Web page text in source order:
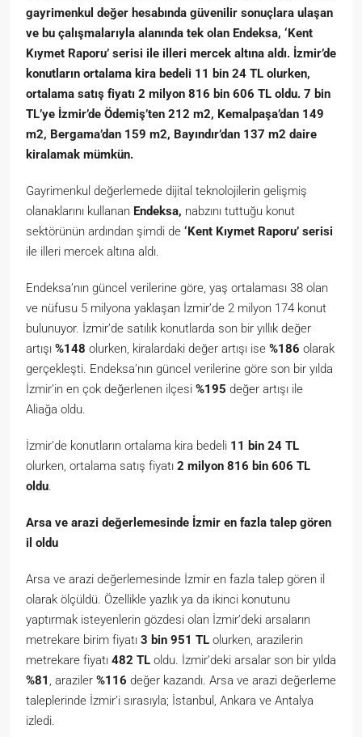
gayrimenkul değer hesabında güvenilir sonuçlara ulaşan
ve bu çalışmalarıyla alanında tek olan Endeksa, ‘Kent
Kıymet Raporu’ serisi ile illeri mercek altına aldı. İzmir’de
konutların ortalama kira bedeli 11 bin 24 TL olurken,
ortalama satış fiyatı 2 milyon 816 bin 606 TL oldu. 7 bin
TL’ye İzmir’de Ödemiş’ten 212 m2, Kemalpaşa’dan 149
m2, Bergama’dan 159 m2, Bayındır’dan 137 m2 daire
kiralamak mümkün.
Gayrimenkul değerlemede dijital teknolojilerin gelişmiş
olanaklarını kullanan Endeksa, nabzını tuttuğu konut
sektörünün ardından şimdi de ‘Kent Kıymet Raporu’ serisi
ile illeri mercek altına aldı.
Endeksa’nın güncel verilerine göre, yaş ortalaması 38 olan
ve nüfusu 5 milyona yaklaşan İzmir’de 2 milyon 174 konut
bulunuyor. İzmir’de satılık konutlarda son bir yıllık değer
artışı %148 olurken, kiralardaki değer artışı ise %186 olarak
gerçekleşti. Endeksa’nın güncel verilerine göre son bir yılda
İzmir’in en çok değerlenen ilçesi %195 değer artışı ile
Aliağa oldu.
İzmir’de konutların ortalama kira bedeli 11 bin 24 TL
olurken, ortalama satış fiyatı 2 milyon 816 bin 606 TL
oldu
Arsa ve arazi değerlemesinde İzmir en fazla talep gören
il oldu
Arsa ve arazi değerlemesinde İzmir en fazla talep gören il
olarak ölçüldü. Özellikle yazlık ya da ikinci konutunu
yaptırmak isteyenlerin gözdesi olan İzmir’deki arsaların
metrekare birim fiyatı 3 bin 951 TL olurken, arazilerin
metrekare fiyatı 482 TL oldu. İzmir’deki arsalar son bir yılda
%81 , araziler %116 değer kazandı. Arsa ve arazi değerleme
taleplerinde İzmir’i sırasıyla; İstanbul, Ankara ve Antalya
izledi.